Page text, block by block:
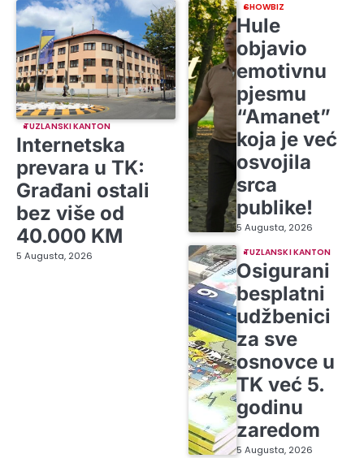
TUZLANSKI KANTON
Internetska
prevara u TK:
Građani ostali
bez više od
40.000 KM
5 Augusta, 2026
SHOWBIZ
Hule
objavio
emotivnu
pjesmu
“Amanet”
koja je već
osvojila
srca
publike!
5 Augusta, 2026
TUZLANSKI KANTON
Osigurani
besplatni
udžbenici
za sve
osnovce u
TK već 5.
godinu
zaredom
5 Augusta, 2026